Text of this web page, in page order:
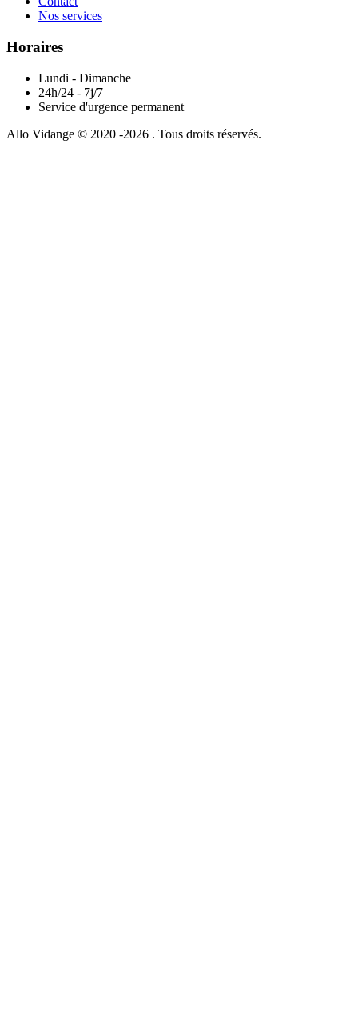
Nos services
Horaires
Lundi - Dimanche
24h/24 - 7j/7
Service d'urgence permanent
Allo Vidange © 2020 -2026 . Tous droits réservés.